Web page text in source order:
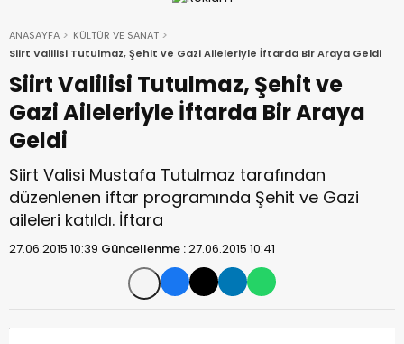
ANASAYFA
KÜLTÜR VE SANAT
Siirt Valilisi Tutulmaz, Şehit ve Gazi Aileleriyle İftarda Bir Araya Geldi
Siirt Valilisi Tutulmaz, Şehit ve
Gazi Aileleriyle İftarda Bir Araya
Geldi
Siirt Valisi Mustafa Tutulmaz tarafından
düzenlenen iftar programında Şehit ve Gazi
aileleri katıldı. İftara
27.06.2015 10:39 Güncellenme :27.06.2015 10:41